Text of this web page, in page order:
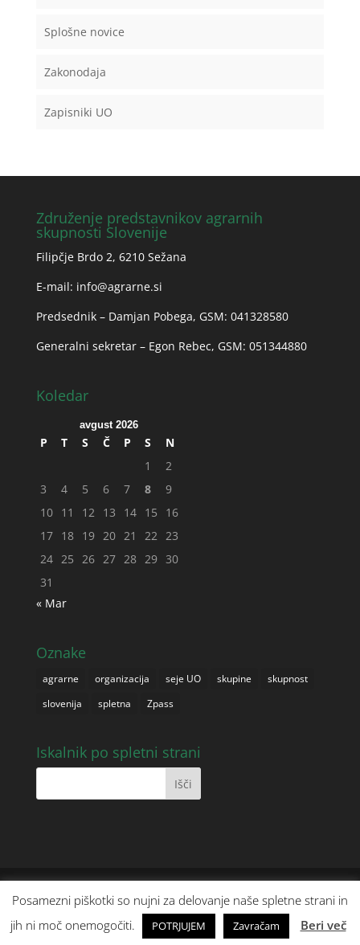
Splošne novice
Zakonodaja
Zapisniki UO
Združenje predstavnikov agrarnih
skupnosti Slovenije
Filipčje Brdo 2, 6210 Sežana
E-mail: info@agrarne.si
Predsednik – Damjan Pobega, GSM: 041328580
Generalni sekretar – Egon Rebec, GSM: 051344880
Koledar
avgust 2026
P T S Č P S
N
1
2
3
4 5 6 7 8
9
10 11 12 13 14 15
16
17 18 19 20 21 22 23
24 25 26 27 28 29 30
31
« Mar
Oznake
agrarne organizacija seje UO skupine
skupnost
slovenija
spletna Zpass
Iskalnik po spletni strani
© Agrarne skupnosti - Združenje predstavnikov
agrarnih skupnosti Slovenije, vse pravice pridržane |
Made by: Hosto
Posamezni piškotki so nujni za delovanje naše spletne strani in
jih ni moč onemogočiti.
POTRJUJEM Zavračam Beri več